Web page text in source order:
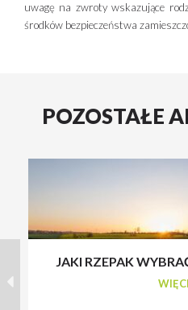
uwagę na zwroty wskazujące
środków bezpieczeństwa
POZOSTAŁE
JAKI RZEPAK